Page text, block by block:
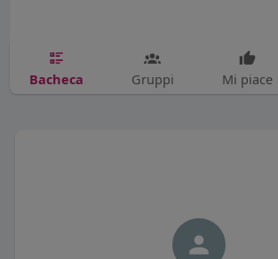
Bacheca Gruppi Mi piace